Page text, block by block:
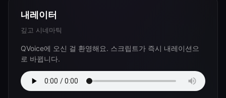
내레이터
깊고 시네마틱
QVoice에 오신 걸 환영해요. 스크립트가 즉시 내레이션으
로 바뀝니다.